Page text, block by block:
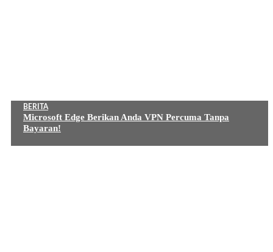
BERITA
Microsoft Edge Berikan Anda VPN Percuma Tanpa
Bayaran!